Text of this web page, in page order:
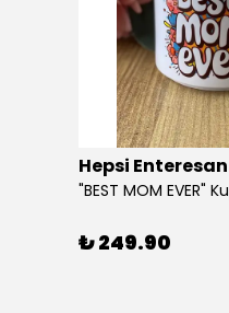
Hepsi Enteresan
₺ 249.90